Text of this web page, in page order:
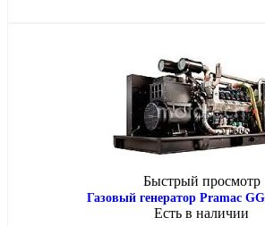
Быстрый просмотр
Газовый генератор Pramac
Есть в наличии